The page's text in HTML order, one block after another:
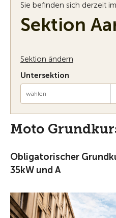
Sie befinden sich derzeit
Sektion
Sektion ändern
Untersektion
wählen
Moto
Obligatorischer
35kW und A